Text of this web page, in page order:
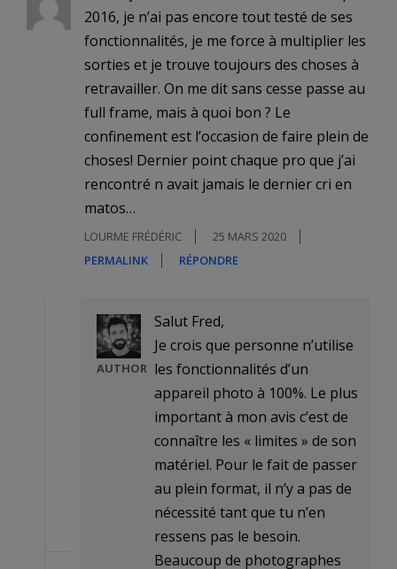
2016, je n’ai pas encore tout testé de ses
fonctionnalités, je me force à multiplier les
sorties et je trouve toujours des choses à
retravailler. On me dit sans cesse passe au
full frame, mais à quoi bon ? Le
confinement est l’occasion de faire plein de
choses! Dernier point chaque pro que j’ai
rencontré n avait jamais le dernier cri en
matos…
LOURME FRÉDÉRIC
25 MARS 2020
PERMALINK
RÉPONDRE
AUTHOR
Salut Fred,
Je crois que personne n’utilise
les fonctionnalités d’un
appareil photo à 100%. Le plus
important à mon avis c’est de
connaître les « limites » de son
matériel. Pour le fait de passer
au plein format, il n’y a pas de
nécessité tant que tu n’en
ressens pas le besoin.
Beaucoup de photographes